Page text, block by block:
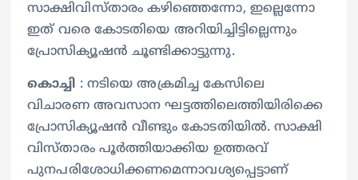
സാക്ഷിവിസ്താരം കഴിഞ്ഞെന്നോ, ഇല്ലെന്നോ
ഇത് വരെ കോടതിയെ അറിയിച്ചിട്ടില്ലെന്നും
പ്രോസിക്യൂഷൻ ചൂണ്ടിക്കാട്ടുന്നു.
കൊച്ചി : നടിയെ അക്രമിച്ച കേസിലെ
വിചാരണ അവസാന ഘട്ടത്തിലെത്തിയിരിക്കെ
പ്രോസിക്യൂഷൻ വീണ്ടും കോടതിയിൽ. സാക്ഷി
വിസ്താരം പൂർത്തിയാക്കിയ ഉത്തരവ്
പുനപരിശോധിക്കണമെന്നാവശ്യപ്പെട്ടാണ്